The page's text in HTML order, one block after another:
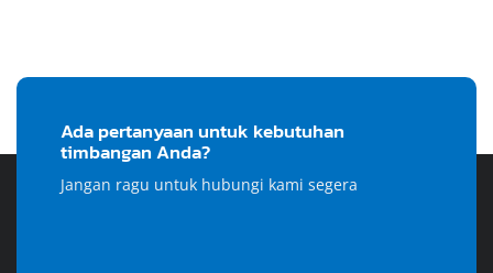
Ada pertanyaan untuk kebutuhan
timbangan Anda?
Jangan ragu untuk hubungi kami segera